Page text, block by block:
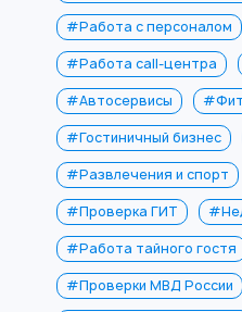
#Работа с персоналом
#Работа call-центра
#Автосервисы
#Гостиничный бизнес
#Развлечения и спорт
#Проверка ГИТ
#Работа тайного гостя
#Проверки МВД России